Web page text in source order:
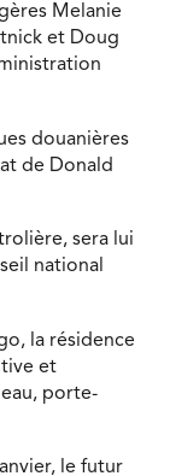
Melanie
et Doug
douanières
de Donald
sera lui
national
la résidence
et
porte-
le futur